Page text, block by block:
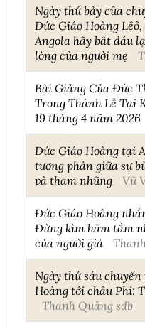
Ngày thứ bảy của
Đức Giáo Hoàng
Angola hãy bắt đầu
lòng của người mẹ
Bài Giảng Của Đức
Trong Thánh Lễ Tại
19 tháng 4 năm 2026
Đức Giáo Hoàng tại
tương phản giữa sự
và tham nhũng
Vũ
Đức Giáo Hoàng
Đừng kìm hãm tầm
của người già
Ngày thứ sáu
Hoàng tới châu Phi:
Thanh Quảng sdb